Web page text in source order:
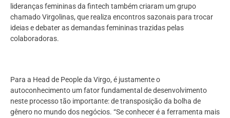
lideranças femininas da fintech também criaram um grupo
chamado Virgolinas, que realiza encontros sazonais para trocar
ideias e debater as demandas femininas trazidas pelas
colaboradoras.
Para a Head de People da Virgo, é justamente o
autoconhecimento um fator fundamental de desenvolvimento
neste processo tão importante: de transposição da bolha de
gênero no mundo dos negócios. “Se conhecer é a ferramenta mais